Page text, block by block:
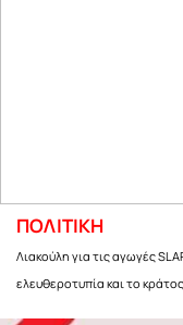
ΠΟΛΙΤΙΚΗ
Λιακούλη για τις αγωγές
ελευθεροτυπία και το